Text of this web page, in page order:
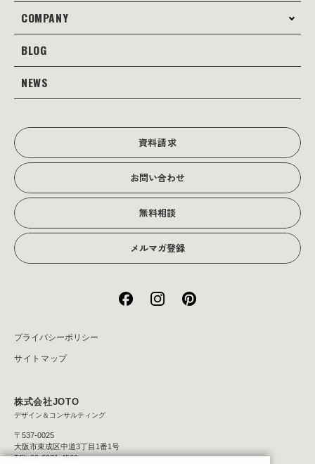
コンサルティング
Web広告･SEO対策
制作事例
Web
COMPANY
会社案内
当社の強み
会社沿革
BLOG
JOTOブログ
NEWS
資料請求
お問い合わせ
無料相談
メルマガ登録
プライバシーポリシー
サイトマップ
株式会社JOTO
デザイン＆コンサルティング
〒537-0025
大阪市東成区中道3丁目1番1号
TEL:06-6971-4560